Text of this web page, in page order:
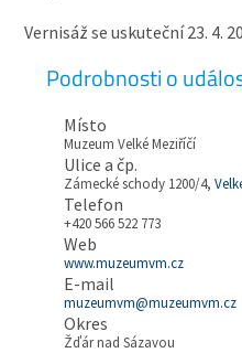
Vernisáž se uskuteční 23. 4.
Podrobnosti o
Místo
Muzeum Velké Meziříčí
Ulice a čp.
Zámecké schody 1200/4,
Telefon
+420 566 522 773
Web
www.muzeumvm.cz
E-mail
muzeumvm@muzeumvm.cz
Okres
Žďár nad Sázavou